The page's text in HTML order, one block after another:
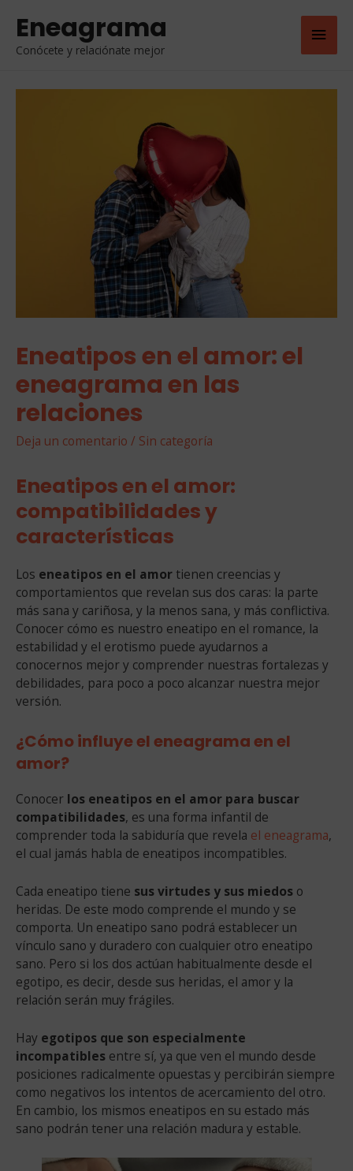
Eneagrama
Conócete y relaciónate mejor
Eneatipos en el amor: el
eneagrama en las
relaciones
Deja un comentario / Sin categoría
Eneatipos en el amor:
compatibilidades y
características
Los eneatipos en el amor tienen creencias y
comportamientos que revelan sus dos caras: la parte
más sana y cariñosa, y la menos sana, y más conflictiva.
Conocer cómo es nuestro eneatipo en el romance, la
estabilidad y el erotismo puede ayudarnos a
conocernos mejor y comprender nuestras fortalezas y
debilidades, para poco a poco alcanzar nuestra mejor
versión.
¿Cómo influye el eneagrama en el
amor?
Conocer los eneatipos en el amor para buscar
compatibilidades, es una forma infantil de
comprender toda la sabiduría que revela el eneagrama,
el cual jamás habla de eneatipos incompatibles.
Cada eneatipo tiene sus virtudes y sus miedos o
heridas. De este modo comprende el mundo y se
comporta. Un eneatipo sano podrá establecer un
vínculo sano y duradero con cualquier otro eneatipo
sano. Pero si los dos actúan habitualmente desde el
egotipo, es decir, desde sus heridas, el amor y la
relación serán muy frágiles.
Hay egotipos que son especialmente
incompatibles entre sí, ya que ven el mundo desde
posiciones radicalmente opuestas y percibirán siempre
como negativos los intentos de acercamiento del otro.
En cambio, los mismos eneatipos en su estado más
sano podrán tener una relación madura y estable.